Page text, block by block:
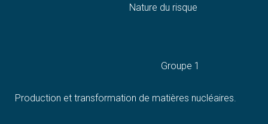
Nature du risque
Groupe 1
Production et transformation de matières nucléaires.